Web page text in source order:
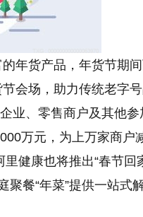
年货产品，年货节期
会场，助力传统老字
业、零售商户及其他
万元，为上万家商户
健康也将推出“春节回
聚餐“年菜”提供一站式